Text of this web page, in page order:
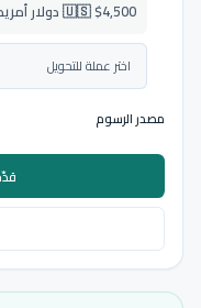
🇺🇸 $4,500 دولار أمريكي
مصدر الرسوم